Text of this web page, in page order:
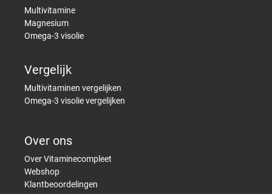
Multivitamine
Magnesium
Omega-3 visolie
Vergelijk
Multivitaminen vergelijken
Omega-3 visolie vergelijken
Over ons
Over Vitaminecompleet
Webshop
Klantbeoordelingen